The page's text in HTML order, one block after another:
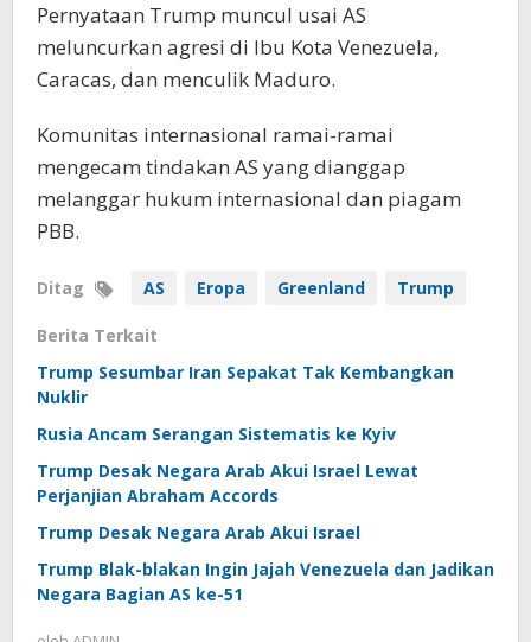
Pernyataan Trump muncul usai AS
meluncurkan agresi di Ibu Kota Venezuela,
Caracas, dan menculik Maduro.
Komunitas internasional ramai-ramai
mengecam tindakan AS yang dianggap
melanggar hukum internasional dan piagam
PBB.
Ditag AS Eropa Greenland Trump
Berita Terkait
Trump Sesumbar Iran Sepakat Tak Kembangkan
Nuklir
Rusia Ancam Serangan Sistematis ke Kyiv
Trump Desak Negara Arab Akui Israel Lewat
Perjanjian Abraham Accords
Trump Desak Negara Arab Akui Israel
Trump Blak-blakan Ingin Jajah Venezuela dan Jadikan
Negara Bagian AS ke-51